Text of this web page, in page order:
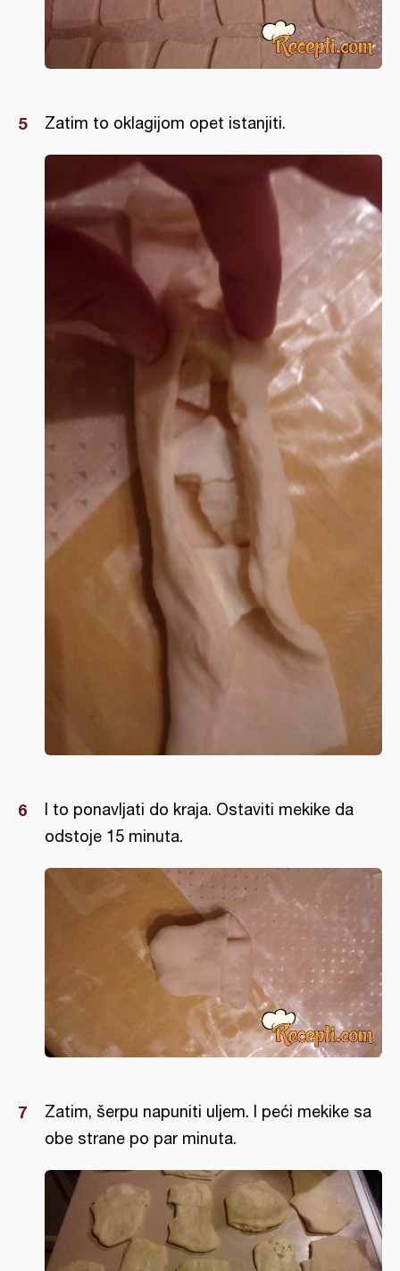
Zatim to oklagijom opet istanjiti.
I to ponavljati do kraja. Ostaviti mekike da
odstoje 15 minuta.
Zatim, šerpu napuniti uljem. I peći mekike sa
obe strane po par minuta.